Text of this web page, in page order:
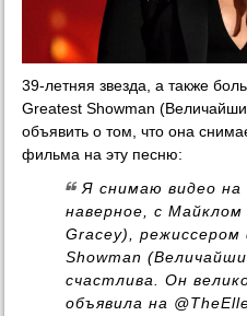
39-летняя звезда, а также
Greatest Showman
объявить о том, что она
фильма на эту песню:
Я снимаю видео на
наверное, с Майклом
Gracey),
Showman
счастлива. Он
объявила на